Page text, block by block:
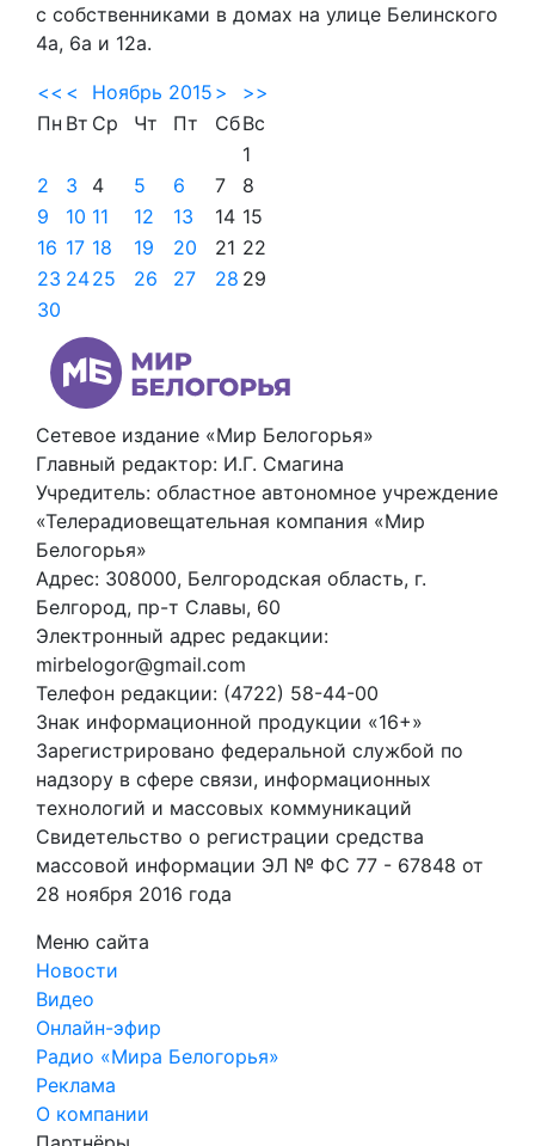
с собственниками в домах на улице Белинского
4а, 6а и 12а.
<< < Ноябрь 2015 >
>>
Пн Вт Ср Чт Пт СбВс
1
2
3 4 5 6 7
8
9
10 11 12 13 14 15
16 17 18 19 20 21 22
23 2425 26 27 28 29
30
Сетевое издание «Мир Белогорья»
Главный редактор: И.Г. Смагина
Учредитель: областное автономное учреждение
«Телерадиовещательная компания «Мир
Белогорья»
Адрес: 308000, Белгородская область, г.
Белгород, пр-т Славы, 60
Электронный адрес редакции:
mirbelogor@gmail.com
Телефон редакции: (4722) 58-44-00
Знак информационной продукции «16+»
Зарегистрировано федеральной службой по
надзору в сфере связи, информационных
технологий и массовых коммуникаций
Свидетельство о регистрации средства
массовой информации ЭЛ № ФС 77 - 67848 от
28 ноября 2016 года
Меню сайта
Новости
Видео
Онлайн-эфир
Радио «Мира Белогорья»
Реклама
О компании